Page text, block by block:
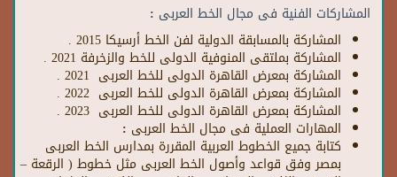
المشاركات الفنية فى مجال الخط العربى :
المشاركة بالمسابقة الدولية لفن الخط أرسيكا 2015 .
المشاركة بملتقى المنوفية الدولى للخط والزخرفة 2021 .
المشاركة بمعرض القاهرة الدولى للخط العربى 2021 .
المشاركة بمعرض القاهرة الدولى للخط العربى 2022 .
المشاركة بمعرض القاهرة الدولى للخط العربى 2023 .
المهارات العملية فى مجال الخط العربى :
كتابة جميع الخطوط العربية المقررة بمدارس الخط العربى
بمصر وفق قواعد وأصول الخط العربى مثل خطوط ( الرقعة –